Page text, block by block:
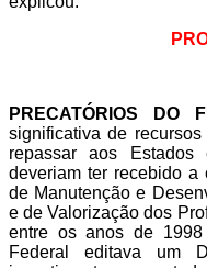
PRECATÓRIOS DO
significativa de
repassar aos
deveriam ter recebido a
de Manutenção e
e de Valorização dos
entre os anos de
Federal editava um